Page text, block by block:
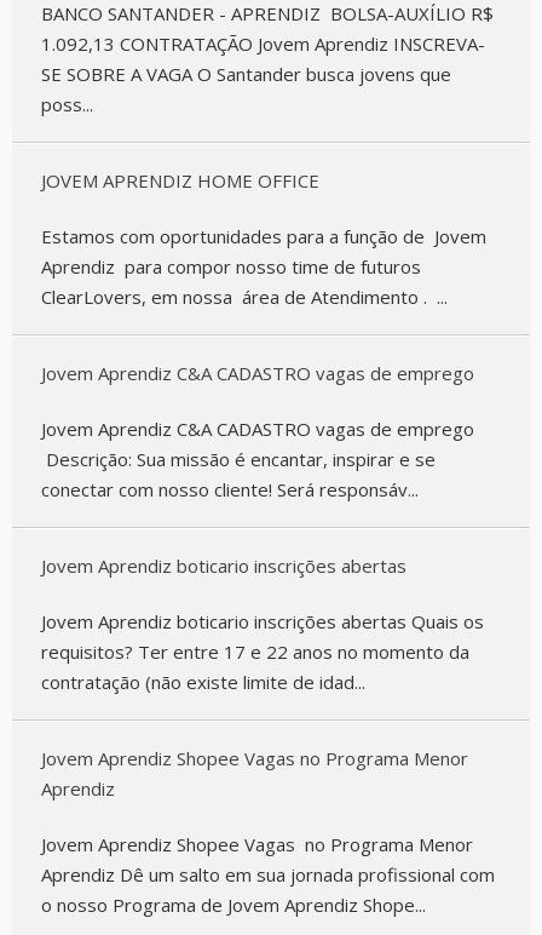
BANCO SANTANDER - APRENDIZ BOLSA-AUXÍLIO R$
1.092,13 CONTRATAÇÃO Jovem Aprendiz INSCREVA-
SE SOBRE A VAGA O Santander busca jovens que
poss...
JOVEM APRENDIZ HOME OFFICE
Estamos com oportunidades para a função de Jovem
Aprendiz para compor nosso time de futuros
ClearLovers, em nossa área de Atendimento . ...
Jovem Aprendiz C&A CADASTRO vagas de emprego
Jovem Aprendiz C&A CADASTRO vagas de emprego
Descrição: Sua missão é encantar, inspirar e se
conectar com nosso cliente! Será responsáv...
Jovem Aprendiz boticario inscrições abertas
Jovem Aprendiz boticario inscrições abertas Quais os
requisitos? Ter entre 17 e 22 anos no momento da
contratação (não existe limite de idad...
Jovem Aprendiz Shopee Vagas no Programa Menor
Aprendiz
Jovem Aprendiz Shopee Vagas no Programa Menor
Aprendiz Dê um salto em sua jornada profissional com
o nosso Programa de Jovem Aprendiz Shope...